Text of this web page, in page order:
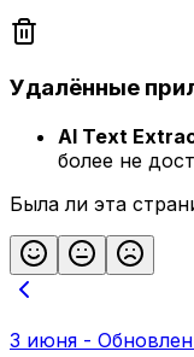
Удалённые
AI Text
более не
Была ли эта
3 июня -